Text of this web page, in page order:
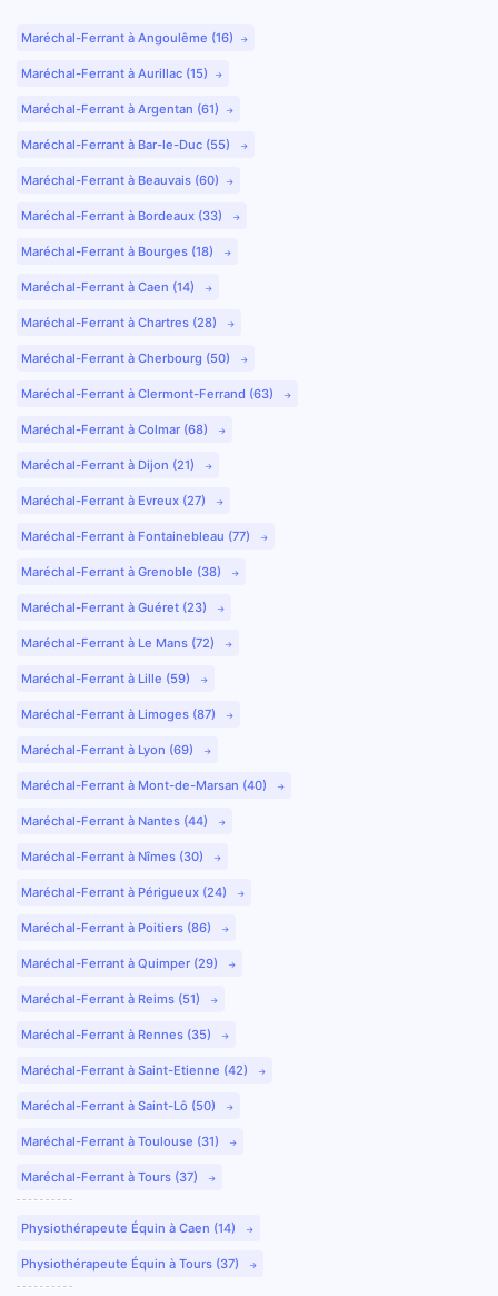
Maréchal-Ferrant à Angoulême (16)
Maréchal-Ferrant à Aurillac (15)
Maréchal-Ferrant à Argentan (61)
Maréchal-Ferrant à Bar-le-Duc (55)
Maréchal-Ferrant à Beauvais (60)
Maréchal-Ferrant à Bordeaux (33)
Maréchal-Ferrant à Bourges (18)
Maréchal-Ferrant à Caen (14)
Maréchal-Ferrant à Chartres (28)
Maréchal-Ferrant à Cherbourg (50)
Maréchal-Ferrant à Clermont-Ferrand (63)
Maréchal-Ferrant à Colmar (68)
Maréchal-Ferrant à Dijon (21)
Maréchal-Ferrant à Evreux (27)
Maréchal-Ferrant à Fontainebleau (77)
Maréchal-Ferrant à Grenoble (38)
Maréchal-Ferrant à Guéret (23)
Maréchal-Ferrant à Le Mans (72)
Maréchal-Ferrant à Lille (59)
Maréchal-Ferrant à Limoges (87)
Maréchal-Ferrant à Lyon (69)
Maréchal-Ferrant à Mont-de-Marsan (40)
Maréchal-Ferrant à Nantes (44)
Maréchal-Ferrant à Nîmes (30)
Maréchal-Ferrant à Périgueux (24)
Maréchal-Ferrant à Poitiers (86)
Maréchal-Ferrant à Quimper (29)
Maréchal-Ferrant à Reims (51)
Maréchal-Ferrant à Rennes (35)
Maréchal-Ferrant à Saint-Etienne (42)
Maréchal-Ferrant à Saint-Lô (50)
Maréchal-Ferrant à Toulouse (31)
Maréchal-Ferrant à Tours (37)
Physiothérapeute Équin à Caen (14)
Physiothérapeute Équin à Tours (37)